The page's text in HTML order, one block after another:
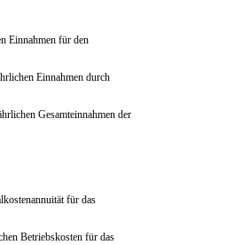
Einnahmen für den
Einnahmen durch
Gesamteinnahmen der
für das
Betriebskosten für das